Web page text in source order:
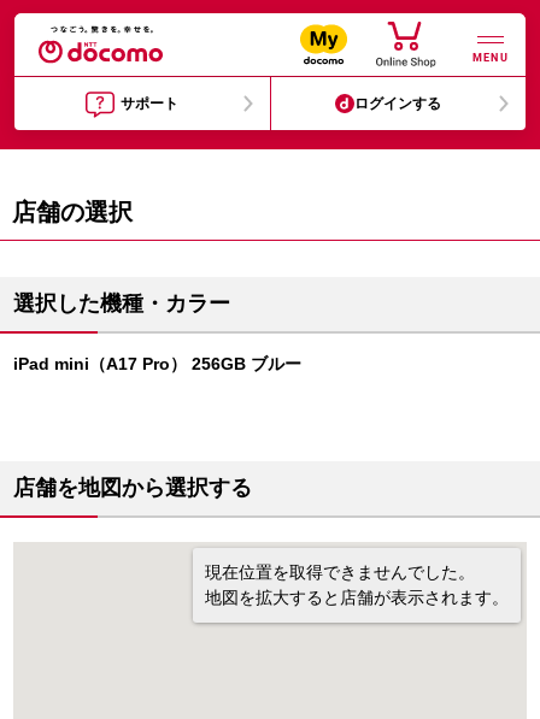
MENU
サポート ログインする
店舗の選択
選択した機種・カラー
iPad mini（A17 Pro） 256GB ブルー
店舗を地図から選択する
現在位置を取得できませんでした。
地図を拡大すると店舗が表示されます。